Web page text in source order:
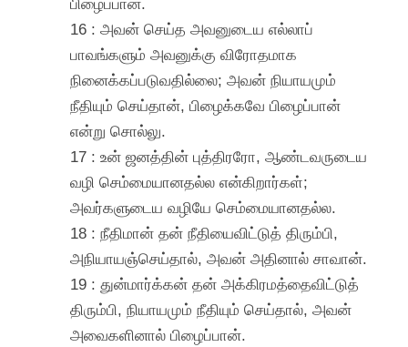
16 : அவன் செய்த அவனுடைய எல்லாப்
பாவங்களும் அவனுக்கு விரோதமாக
நினைக்கப்படுவதில்லை; அவன் நியாயமும்
நீதியும் செய்தான், பிழைக்கவே பிழைப்பான்
என்று சொல்லு.
17 : உன் ஜனத்தின் புத்திரரோ, ஆண்டவருடைய
வழி செம்மையானதல்ல என்கிறார்கள்;
அவர்களுடைய வழியே செம்மையானதல்ல.
18 : நீதிமான் தன் நீதியைவிட்டுத் திரும்பி,
அநியாயஞ்செய்தால், அவன் அதினால் சாவான்.
19 : துன்மார்க்கன் தன் அக்கிரமத்தைவிட்டுத்
திரும்பி, நியாயமும் நீதியும் செய்தால், அவன்
அவைகளினால் பிழைப்பான்.